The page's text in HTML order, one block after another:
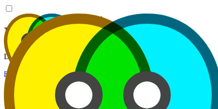
atp2osm
Intégration #113
Détails de l'intégration du 03/07/2026 à 07:29.
Retour à l'historique
Informations générales